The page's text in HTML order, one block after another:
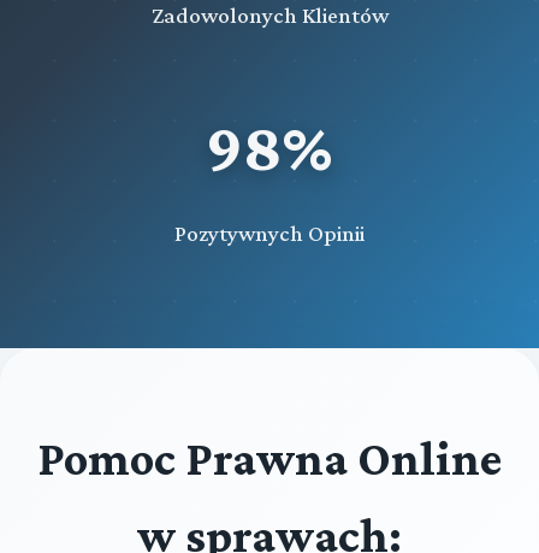
Zadowolonych Klientów
98%
Pozytywnych Opinii
Pomoc Prawna Online
w sprawach: